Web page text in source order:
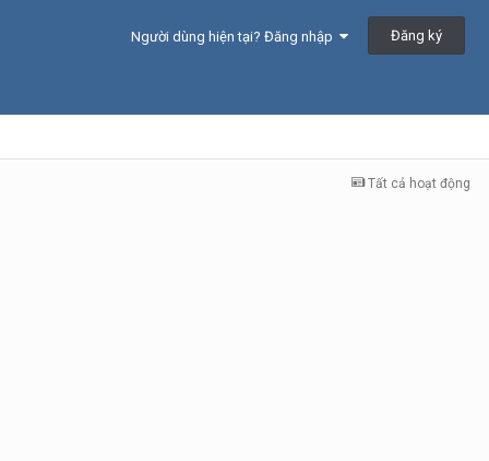
Người dùng hiện tại? Đăng nhập Đăng ký
Tất cả hoạt động